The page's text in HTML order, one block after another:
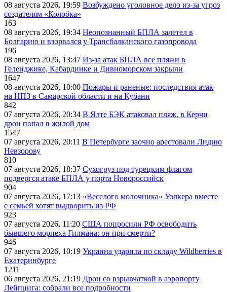
08 августа 2026, 19:59 Возбуждено уголовное дело из-за угроз
создателям «Колобка»
163
08 августа 2026, 19:34 Неопознанный БПЛА залетел в
Болгарию и взорвался у Трансбалканского газопровода
196
08 августа 2026, 13:47 Из-за атак БПЛА все пляжи в
Геленджике, Кабардинке и Дивноморском закрыли
1647
08 августа 2026, 10:00 Пожары и раненые: последствия атак
на НПЗ в Самарской области и на Кубани
842
07 августа 2026, 20:34 В Ялте БЭК атаковал пляж, в Керчи
дрон попал в жилой дом
1547
07 августа 2026, 20:11 В Петербурге заочно арестовали Лидию
Невзорову
810
07 августа 2026, 18:37 Сухогруз под турецким флагом
подвергся атаке БПЛА у порта Новороссийск
904
07 августа 2026, 17:13 «Веселого молочника» Уолкера вместе
с семьей хотят выдворить из РФ
923
07 августа 2026, 11:20 США попросили РФ освободить
бывшего морпеха Гилмана: он при смерти?
946
07 августа 2026, 10:19 Украина ударила по складу Wildberries в
Екатеринбурге
1211
06 августа 2026, 21:19 Дрон со взрывчаткой в аэропорту
Лейпцига: собрали все подробности